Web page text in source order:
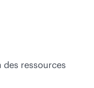
ressources